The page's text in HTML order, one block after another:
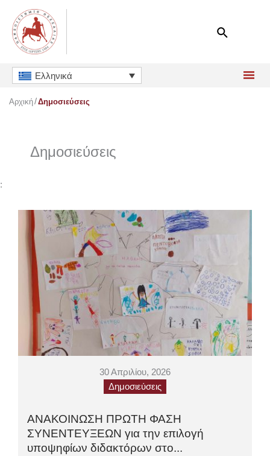
περιεχόμενο
Ελληνικά
Αρχική Δημοσιεύσεις
Δημοσιεύσεις
:
30 Απριλίου, 2026
Δημοσιεύσεις
ΑΝΑΚΟΙΝΩΣΗ ΠΡΩΤΗ ΦΑΣΗ
ΣΥΝΕΝΤΕΥΞΕΩΝ για την επιλογή
υποψηφίων διδακτόρων στο...